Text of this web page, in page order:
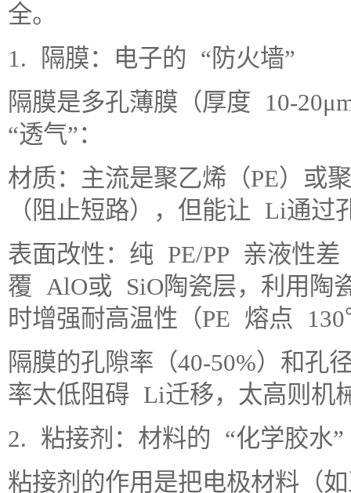
全。
1. 隔膜：电子的 “防火墙”
隔膜是多孔薄膜（厚度 10-
“透气”：
材质：主流是聚乙烯（PE）或
（阻止短路），但能让 Li通过
表面改性：纯 PE/PP 亲液性
覆 AlO或 SiO陶瓷层，利用陶
时增强耐高温性（PE 熔点
隔膜的孔隙率（40-50%）和孔
率太低阻碍 Li迁移，太高则机
2. 粘接剂：材料的 “化学胶水”
粘接剂的作用是把电极材料（